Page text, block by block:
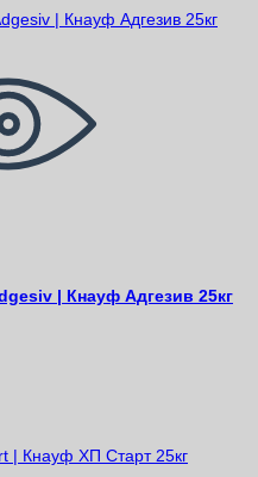
| Кнауф Адгезив 25кг